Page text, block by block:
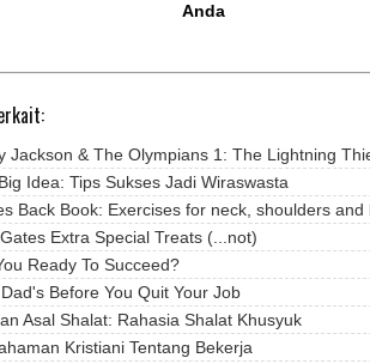
Anda
Jackson & The Olympians 1: The Lightning
Idea: Tips Sukses Jadi Wiraswasta
Back Book: Exercises for neck, shoulders and
Extra Special Treats (...not)
Ready To Succeed?
Before You Quit Your Job
Asal Shalat: Rahasia Shalat Khusyuk
Kristiani Tentang Bekerja